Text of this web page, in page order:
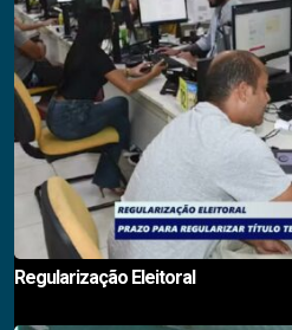
Regularização Eleitoral